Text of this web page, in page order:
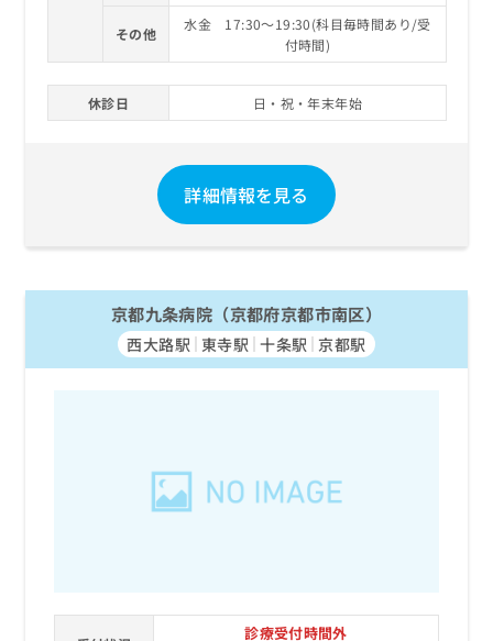
その他
水金 17:30～19:30(科目毎時間あり/受
付時間)
休診日 日・祝・年末年始
詳細情報を見る
京都九条病院（京都府京都市南区）
西大路駅 東寺駅 十条駅 京都駅
診療受付時間外